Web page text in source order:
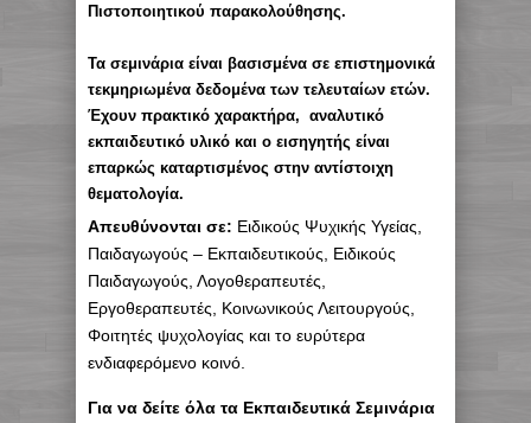
Πιστοποιητικού παρακολούθησης.
Τα σεμινάρια είναι βασισμένα σε επιστημονικά
τεκμηριωμένα δεδομένα των τελευταίων ετών.
Έχουν πρακτικό χαρακτήρα, αναλυτικό
εκπαιδευτικό υλικό και ο εισηγητής είναι
επαρκώς καταρτισμένος στην αντίστοιχη
θεματολογία.
Απευθύνονται σε: Ειδικούς Ψυχικής Υγείας,
Παιδαγωγούς – Εκπαιδευτικούς, Ειδικούς
Παιδαγωγούς, Λογοθεραπευτές,
Εργοθεραπευτές, Κοινωνικούς Λειτουργούς,
Φοιτητές ψυχολογίας και το ευρύτερα
ενδιαφερόμενο κοινό.
Για να δείτε όλα τα Εκπαιδευτικά Σεμινάρια